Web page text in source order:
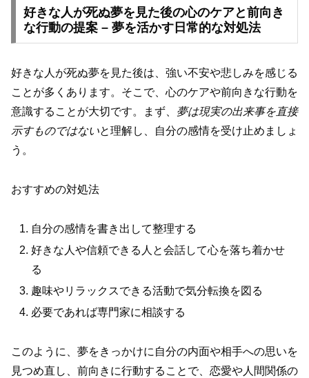
好きな人が死ぬ夢を見た後の心のケアと前向き
な行動の提案 – 夢を活かす日常的な対処法
好きな人が死ぬ夢を見た後は、強い不安や悲しみを感じる
ことが多くあります。そこで、心のケアや前向きな行動を
意識することが大切です。まず、 夢は現実の出来事を直接
示すものではないと理解し、自分の感情を受け止めましょ
う。
おすすめの対処法
自分の感情を書き出して整理する
好きな人や信頼できる人と会話して心を落ち着かせ
る
趣味やリラックスできる活動で気分転換を図る
必要であれば専門家に相談する
このように、夢をきっかけに自分の内面や相手への思いを
見つめ直し、前向きに行動することで、恋愛や人間関係の